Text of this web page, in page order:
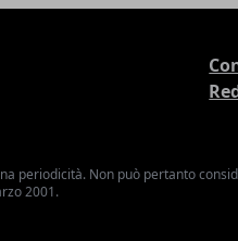
periodicità. Non può pertanto
2001.